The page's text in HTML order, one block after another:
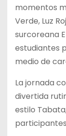
momentos
Verde, Luz
surcoreana
estudiantes
medio de
La jornada
divertida
estilo